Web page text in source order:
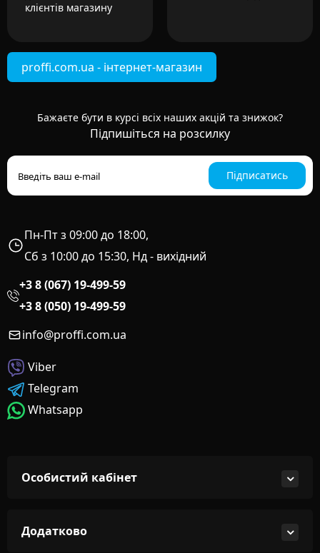
клієнтів магазину
proffi.com.ua - інтернет-магазин
Бажаєте бути в курсі всіх наших акцій та знижок?
Підпишіться на розсилку
Підписатись
Пн-Пт з 09:00 до 18:00,
Сб з 10:00 до 15:30, Нд - вихідний
+3 8 (067) 19-499-59
+3 8 (050) 19-499-59
info@proffi.com.ua
Viber
Telegram
Whatsapp
Особистий кабінет
Додатково